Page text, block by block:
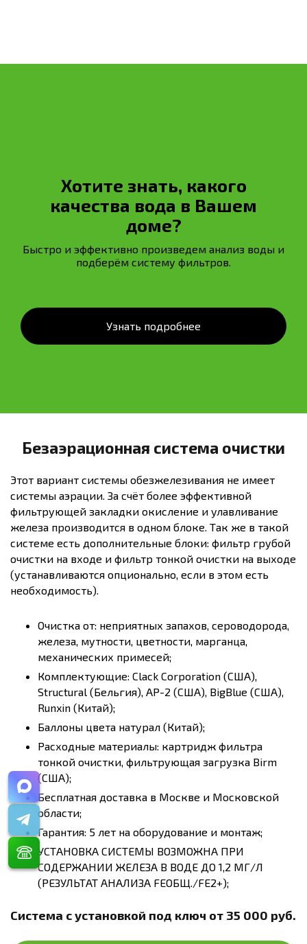
Хотите знать, какого
качества вода в Вашем
доме?
Быстро и эффективно произведем анализ воды и
подберём систему фильтров.
Узнать подробнее
Безаэрационная система очистки
Этот вариант системы обезжелезивания не имеет
системы аэрации. За счёт более эффективной
фильтрующей закладки окисление и улавливание
железа производится в одном блоке. Так же в такой
системе есть дополнительные блоки: фильтр грубой
очистки на входе и фильтр тонкой очистки на выходе
(устанавливаются опционально, если в этом есть
необходимость).
Очистка от: неприятных запахов, сероводорода,
железа, мутности, цветности, марганца,
механических примесей;
Комплектующие: Clack Corporation (США),
Structural (Бельгия), AP-2 (США), BigBlue (США),
Runxin (Китай);
Баллоны цвета натурал (Китай);
Расходные материалы: картридж фильтра
тонкой очистки, фильтрующая загрузка Birm
(США);
Бесплатная доставка в Москве и Московской
области;
Гарантия: 5 лет на оборудование и монтаж;
УСТАНОВКА СИСТЕМЫ ВОЗМОЖНА ПРИ
СОДЕРЖАНИИ ЖЕЛЕЗА В ВОДЕ ДО 1,2 МГ/Л
(РЕЗУЛЬТАТ АНАЛИЗА FEОБЩ./FE2+);
Система с установкой под ключ от 35 000 руб.